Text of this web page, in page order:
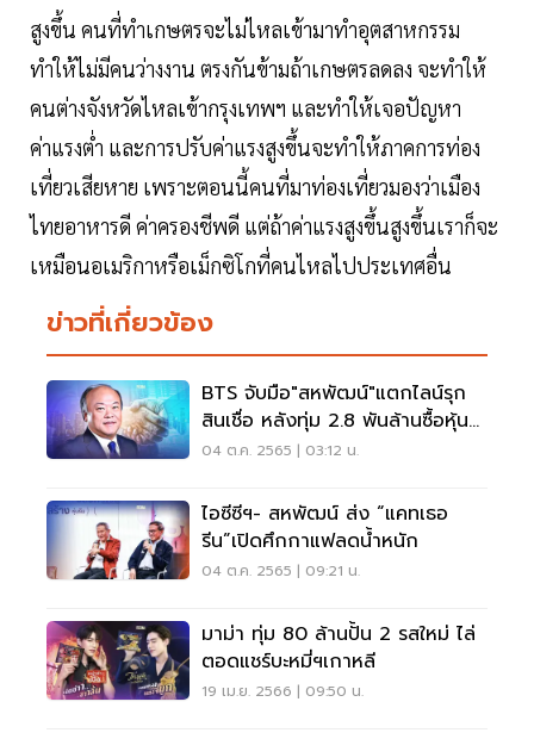
สูงขึ้น คนที่ทำเกษตรจะไม่ไหลเข้ามาทำอุตสาหกรรม
ทำให้ไม่มีคนว่างงาน ตรงกันข้ามถ้าเกษตรลดลง จะทำให้
คนต่างจังหวัดไหลเข้ากรุงเทพฯ และทำให้เจอปัญหา
ค่าแรงต่ำ และการปรับค่าแรงสูงขึ้นจะทำให้ภาคการท่อง
เที่ยวเสียหาย เพราะตอนนี้คนที่มาท่องเที่ยวมองว่าเมือง
ไทยอาหารดี ค่าครองชีพดี แต่ถ้าค่าแรงสูงขึ้นสูงขึ้นเราก็จะ
เหมือนอเมริกาหรือเม็กซิโกที่คนไหลไปประเทศอื่น
ข่าวที่เกี่ยวข้อง
BTS จับมือ"สหพัฒน์"แตกไลน์รุก
สินเชื่อ หลังทุ่ม 2.8 พันล้านซื้อหุ้น
TNL
04 ต.ค. 2565 | 03:12 น.
ไอซีซีฯ- สหพัฒน์ ส่ง “แคทเธอ
รีน”เปิดศึกกาแฟลดน้ำหนัก
04 ต.ค. 2565 | 09:21 น.
มาม่า ทุ่ม 80 ล้านปั้น 2 รสใหม่ ไล่
ตอดแชร์บะหมี่ฯเกาหลี
19 เม.ย. 2566 | 09:50 น.